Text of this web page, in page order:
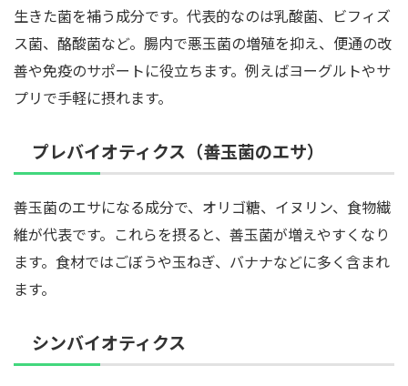
生きた菌を補う成分です。代表的なのは乳酸菌、ビフィズ
ス菌、酪酸菌など。腸内で悪玉菌の増殖を抑え、便通の改
善や免疫のサポートに役立ちます。例えばヨーグルトやサ
プリで手軽に摂れます。
プレバイオティクス（善玉菌のエサ）
善玉菌のエサになる成分で、オリゴ糖、イヌリン、食物繊
維が代表です。これらを摂ると、善玉菌が増えやすくなり
ます。食材ではごぼうや玉ねぎ、バナナなどに多く含まれ
ます。
シンバイオティクス